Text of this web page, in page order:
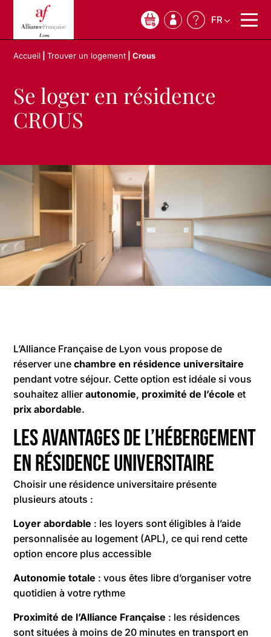
0 FR
Accueil |Trouver un logement |Crous
Se loger en résidence
CROUS
L’Alliance Française de Lyon vous propose de
réserver unechambre en résidence universitaire
pendant votre séjour. Cette option est idéale si vous
souhaitez allierautonomie, proximité de l’école et
prix abordable.
Les avantages de l’hébergement
en résidence universitaire
Choisir une résidence universitaire présente
plusieurs atouts :
Loyer abordable : les loyers sont éligibles à l’aide
personnalisée au logement (APL), ce qui rend cette
option encore plus accessible
Autonomie totale : vous êtes libre d’organiser votre
quotidien à votre rythme
Proximité de l’Alliance Française : les résidences
sont situées à moins de 20 minutes en transport en